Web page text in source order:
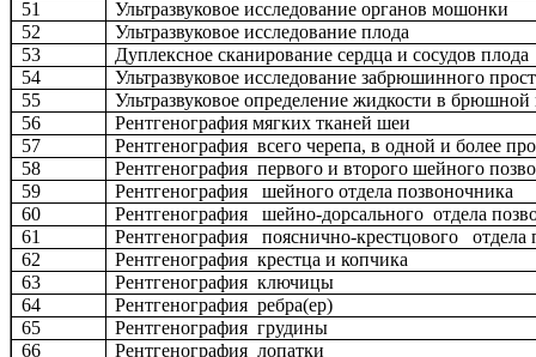
51
Ультразвуковое исследование органов мошонки
52
Ультразвуковое исследование плода
53
Дуплексное сканирование сердца и сосудов плода
54
Ультразвуковое исследование забрюшинного
55
Ультразвуковое определение жидкости в
56
Рентгенография мягких тканей шеи
57
Рентгенография всего черепа, в одной и более
58
Рентгенография первого и второго шейного
59
Рентгенография шейного отдела позвоночника
60
Рентгенография шейно-дорсального отдела
61
Рентгенография пояснично-крестцового отдела
62
Рентгенография крестца и копчика
63
Рентгенография ключицы
64
Рентгенография ребра(ер)
65
Рентгенография грудины
66
Рентгенография лопатки